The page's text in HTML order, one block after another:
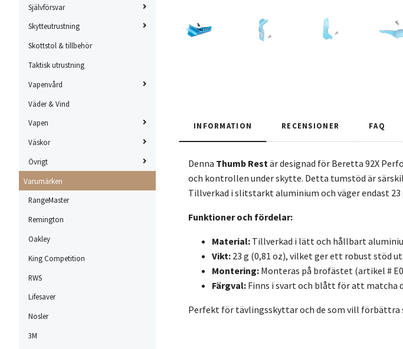
Självförsvar
Skytteutrustning
Skottstol & tillbehör
Taktisk utrustning
Vapenvård
Väder & Vind
Vapen
Väskor
Övrigt
Varumärken
RangeMaster
Remington
Oakley
King Competition
RWS
Lifesaver
Nosler
3M
INFORMATION RECENSIONER FAQ
Denna Thumb Rest är designad för Beretta 92X
och kontrollen under skytte. Detta tumstöd är
Tillverkad i slitstarkt aluminium och väger endast
Funktioner och fördelar:
Material: Tillverkad i lätt och hållbart
Vikt: 23 g (0,81 oz), vilket ger ett robust stöd
Montering: Monteras på brofästet (artikel #
Färgval: Finns i svart och blått för att matcha
Perfekt för tävlingsskyttar och de som vill förbättra